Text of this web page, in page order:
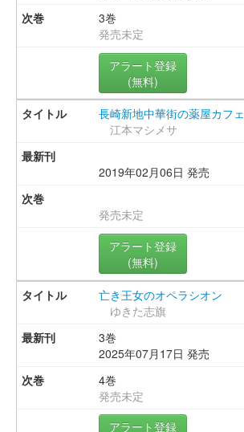
3巻
発売未定
アラート登録
(無料)
長崎新地中華街の薬屋カフェ
江本マシメサ
2019年02月06日 発売
発売未定
アラート登録
(無料)
亡き王女のオペラシオン
ゆきた志旗
3巻
2025年07月17日 発売
4巻
発売未定
アラート登録